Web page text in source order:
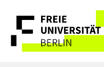
direkt
Inhalt
Service-
Navigation